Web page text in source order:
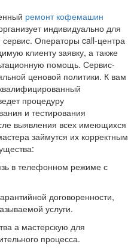
ремонт кофемашин
индивидуально для
Операторы call-центра
клиенту заявку, а также
помощь. Сервис-
ценовой политики. К вам
процедуру
и тестирования
выявления всех имеющихся
займутся их корректным
в телефонном режиме с
договоренности,
услуги.
а мастерскую для
процесса.